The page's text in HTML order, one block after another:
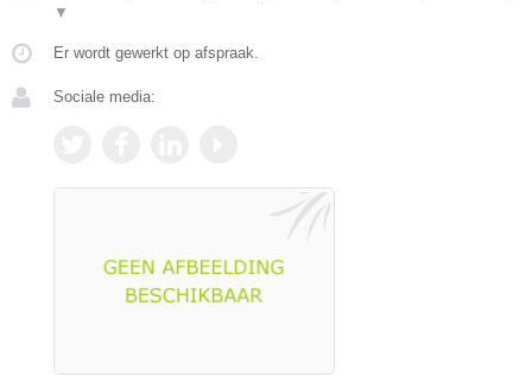
▼
Er wordt gewerkt op afspraak.
Sociale media: